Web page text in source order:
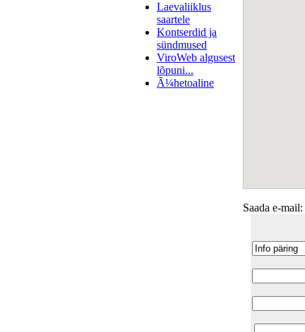
Laevaliiklus
saartele
Kontserdid ja
sündmused
ViroWeb algusest
lõpuni...
Ã¼hetoaline
Saada e-mail: